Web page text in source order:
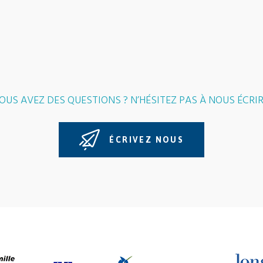
AVEZ DES QUESTIONS ? N’HÉSITEZ PAS À NOUS
ÉCRIVEZ NOUS